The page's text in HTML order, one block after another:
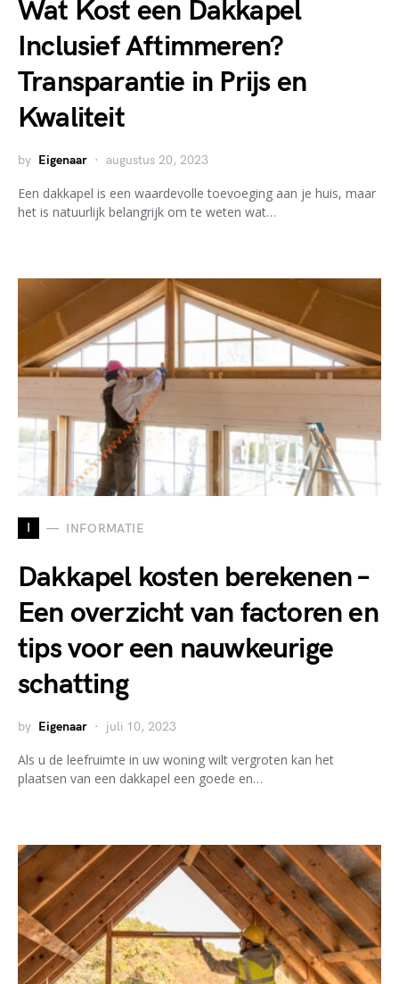
Wat Kost een Dakkapel
Inclusief Aftimmeren?
Transparantie in Prijs en
Kwaliteit
by Eigenaar augustus 20, 2023
Een dakkapel is een waardevolle toevoeging aan je huis, maar
het is natuurlijk belangrijk om te weten wat…
I INFORMATIE
Dakkapel kosten berekenen –
Een overzicht van factoren en
tips voor een nauwkeurige
schatting
by Eigenaar juli 10, 2023
Als u de leefruimte in uw woning wilt vergroten kan het
plaatsen van een dakkapel een goede en…